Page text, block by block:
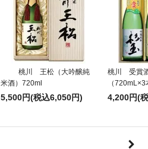
桃川 王松（大吟醸純
米酒）720ml
5,500円(税込6,050円)
桃川 受賞
（720mL×3
4,200円(